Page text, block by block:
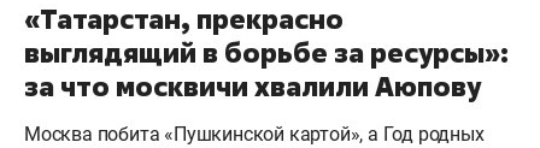
«Татарстан, прекрасно
выглядящий в борьбе за ресурсы»:
за что москвичи хвалили Аюпову
Москва побита «Пушкинской картой», а Год родных